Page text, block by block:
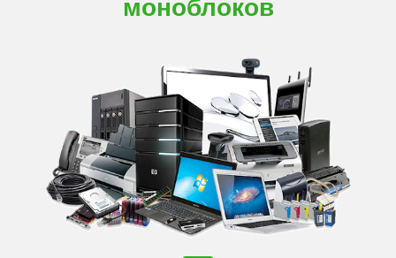
моноблоков